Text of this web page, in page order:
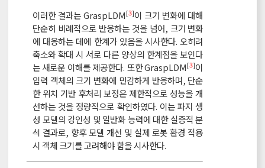
이러한 결과는 GraspLDM[3]이 크기 변화에 대해
단순히 비례적으로 반응하는 것을 넘어, 크기 변화
에 대응하는 데에 한계가 있음을 시사한다. 오히려
축소와 확대 시 서로 다른 양상의 한계점을 보인다
는 새로운 이해를 제공한다. 또한 GraspLDM[3]이
입력 객체의 크기 변화에 민감하게 반응하며, 단순
한 위치 기반 후처리 보정은 제한적으로 성능을 개
선하는 것을 정량적으로 확인하였다. 이는 파지 생
성 모델의 강인성 및 일반화 능력에 대한 실증적 분
석 결과로, 향후 모델 개선 및 실제 로봇 환경 적용
시 객체 크기를 고려해야 함을 시사한다.